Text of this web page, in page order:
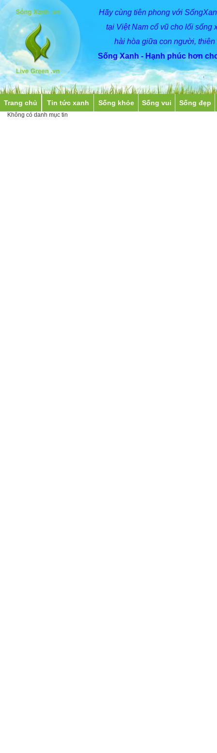
Hãycùng tiên phong với
tại Việt Nam cổ vũ cho lối sống
hài hòa giữa con người, thiên
Sống Xanh - Hạnh phúc hơn
Trang chủ Tin tức xanh Sống khỏe Sống vui Sống đẹp
Không có danh mục tin